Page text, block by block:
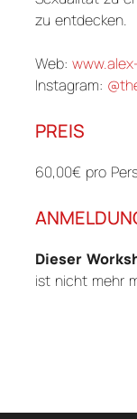
zu entdecken.
Web:
Instagram:
PREIS
60,00€ pro
Dieser
ist nicht mehr